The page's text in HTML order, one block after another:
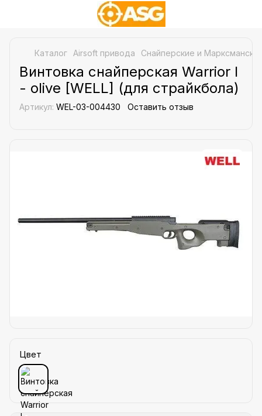
Каталог Airsoft привода Снайперские и
Винтовка снайперская Warrior I
- olive [WELL] (для страйкбола)
Артикул: WEL-03-004430 Оставить отзыв
Цвет